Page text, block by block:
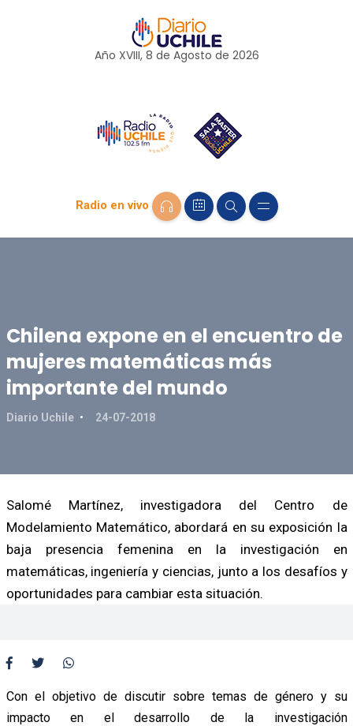
Año XVIII, 8 de Agosto de 2026
Radio en vivo
Chilena expone en el encuentro de
mujeres matemáticas más
importante del mundo
Diario Uchile 24-07-2018
Salomé Martínez, investigadora del Centro de
Modelamiento Matemático, abordará en su exposición la
baja presencia femenina en la investigación en
matemáticas, ingeniería y ciencias, junto a los desafíos y
oportunidades para cambiar esta situación.
Con el objetivo de discutir sobre temas de género y su
impacto en el desarrollo de la investigación